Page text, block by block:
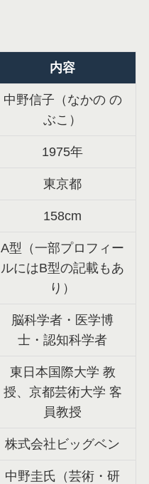
内容
中野信子（なかの の
ぶこ）
1975年
東京都
158cm
A型（一部プロフィー
ルにはB型の記載もあ
り）
脳科学者・医学博
士・認知科学者
東日本国際大学 教
授、京都芸術大学 客
員教授
株式会社ビッグベン
中野圭氏（芸術・研